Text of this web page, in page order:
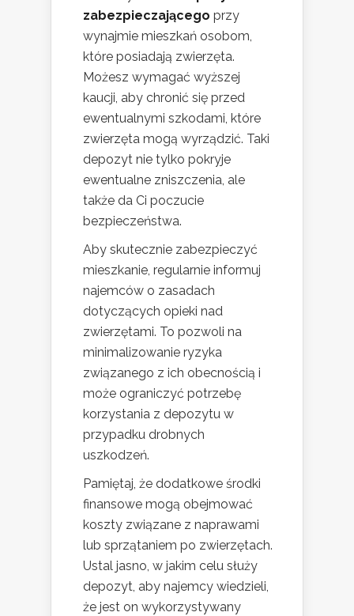
zabezpieczającego przy
wynajmie mieszkań osobom,
które posiadają zwierzęta.
Możesz wymagać wyższej
kaucji, aby chronić się przed
ewentualnymi szkodami, które
zwierzęta mogą wyrządzić. Taki
depozyt nie tylko pokryje
ewentualne zniszczenia, ale
także da Ci poczucie
bezpieczeństwa.
Aby skutecznie zabezpieczyć
mieszkanie, regularnie informuj
najemców o zasadach
dotyczących opieki nad
zwierzętami. To pozwoli na
minimalizowanie ryzyka
związanego z ich obecnością i
może ograniczyć potrzebę
korzystania z depozytu w
przypadku drobnych
uszkodzeń.
Pamiętaj, że dodatkowe środki
finansowe mogą obejmować
koszty związane z naprawami
lub sprzątaniem po zwierzętach.
Ustal jasno, w jakim celu służy
depozyt, aby najemcy wiedzieli,
że jest on wykorzystywany